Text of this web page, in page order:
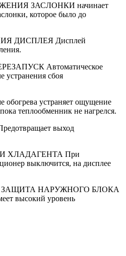
ЗАСЛОНКИ начинает
которое было до
ДИСПЛЕЯ Дисплей
Автоматическое
устранения сбоя
устраняет ощущение
теплообменник не нагрелся.
выход
ХЛАДАГЕНТА При
выключится, на дисплее
НАРУЖНОГО БЛОКА
высокий уровень